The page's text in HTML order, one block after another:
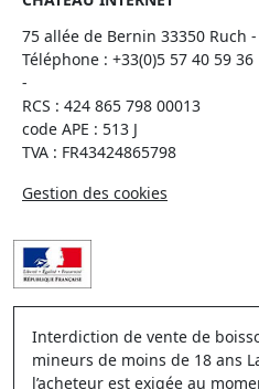
75 allée de Bernin 33350 Ruch
Téléphone : +33(0)5 57 40 59 36
-
RCS : 424 865 798 00013
code APE : 513 J
TVA : FR43424865798
Gestion des cookies
Interdiction de vente de
mineurs de moins de 18 ans
l’acheteur est exigée au